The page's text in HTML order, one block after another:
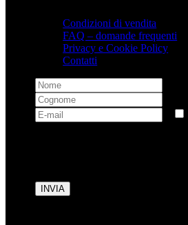
Condizioni di vendita
FAQ – domande frequenti
Privacy e Cookie Policy
Contatti
dei dati personali conformemente
INVIA